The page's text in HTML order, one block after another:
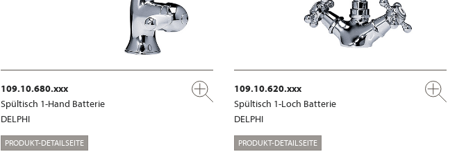
109.10.680.xxx
Spültisch 1-Hand Batterie
DELPHI
PRODUKT-DETAILSEITE
109.10.620.xxx
Spültisch 1-Loch Batterie
DELPHI
PRODUKT-DETAILSEITE